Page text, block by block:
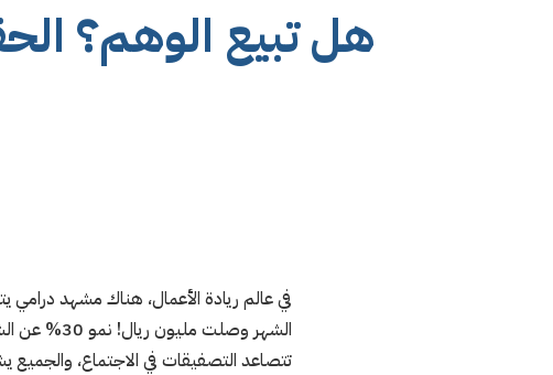
هل تبيع الوهم؟
في عالم ريادة الأعمال، هناك مشهد
الشهر وصلت مليون ريال! نمو 30% عن الشهر الماضي!
تتصاعد التصفيقات في الاجتماع،